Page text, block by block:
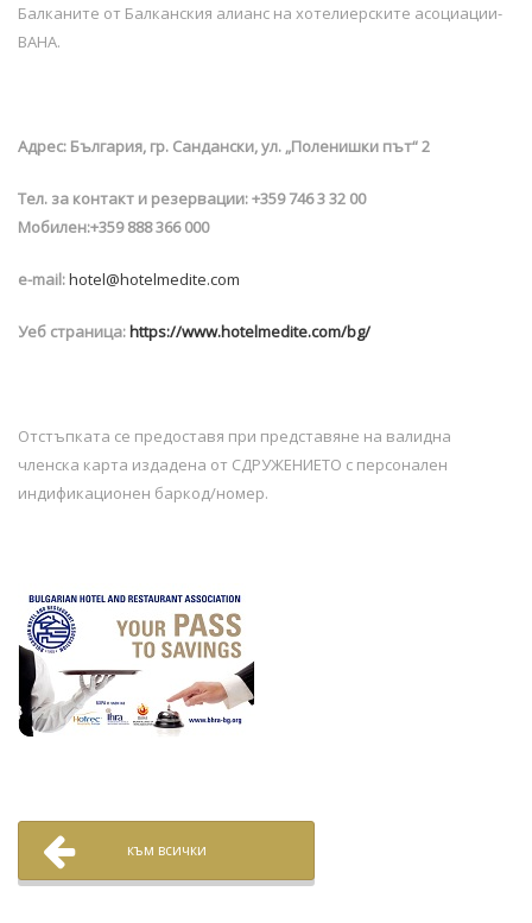
Балканите от Балканския алианс на хотелиерските асоциации-
BAHA.
Адрес: България, гр. Сандански, ул. „Поленишки път“ 2
Тел. за контакт и резервации: +359 746 3 32 00
Мобилен:+359 888 366 000
e-mail:hotel@hotelmedite.com
Уеб страница:https://www.hotelmedite.com/bg/
Отстъпката се предоставя при представяне на валидна
членска карта издадена от СДРУЖЕНИЕТО с персонален
индификационен баркод/номер.
към всички